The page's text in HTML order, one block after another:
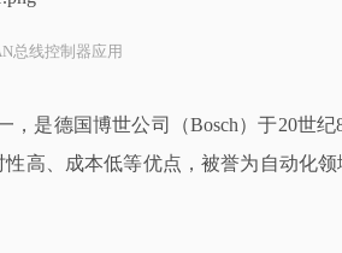
总线控制器应用
是德国博世公司（Bosch）于20世
高、成本低等优点，被誉为自动化